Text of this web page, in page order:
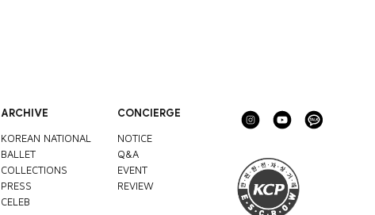
ARCHIVE
KOREAN NATIONAL
BALLET
COLLECTIONS
PRESS
CELEB
CONCIERGE
NOTICE
Q&A
EVENT
REVIEW